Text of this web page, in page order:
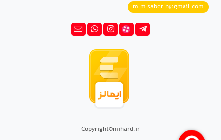
m.m.saber.n@gmail.com
Copyright©mihard.ir